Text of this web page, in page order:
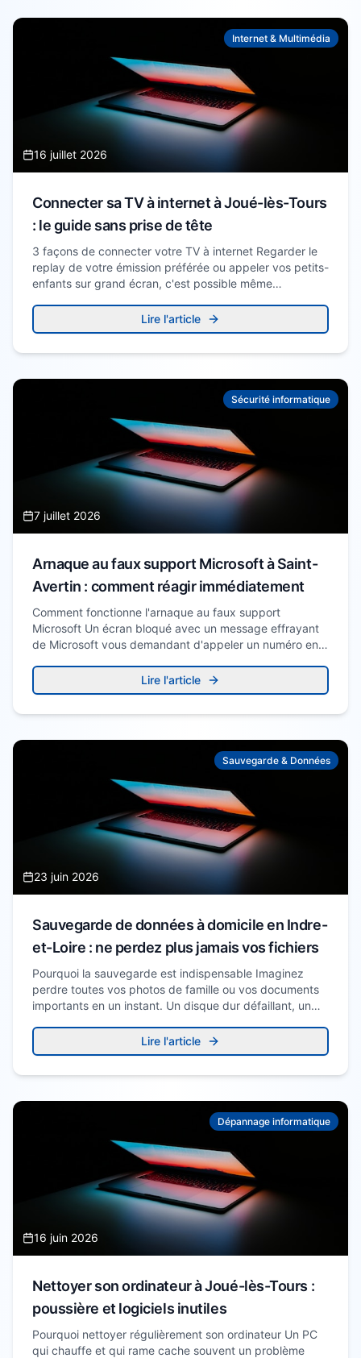
16 juillet 2026
Internet & Multimédia
Connecter sa TV à internet à Joué-lès-Tours
: le guide sans prise de tête
3 façons de connecter votre TV à internet Regarder le
replay de votre émission préférée ou appeler vos petits-
enfants sur grand écran, c'est possible même…
Lire l'article
7 juillet 2026
Sécurité informatique
Arnaque au faux support Microsoft à Saint-
Avertin : comment réagir immédiatement
Comment fonctionne l'arnaque au faux support
Microsoft Un écran bloqué avec un message effrayant
de Microsoft vous demandant d'appeler un numéro en
Lire l'article
23 juin 2026
Sauvegarde & Données
Sauvegarde de données à domicile en Indre-
et-Loire : ne perdez plus jamais vos fichiers
Pourquoi la sauvegarde est indispensable Imaginez
perdre toutes vos photos de famille ou vos documents
importants en un instant. Un disque dur défaillant, un…
Lire l'article
16 juin 2026
Dépannage informatique
Nettoyer son ordinateur à Joué-lès-Tours :
poussière et logiciels inutiles
Pourquoi nettoyer régulièrement son ordinateur Un PC
qui chauffe et qui rame cache souvent un problème